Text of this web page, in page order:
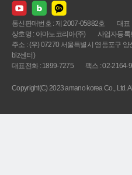
통신판매번호 : 제 2007-05882호
대표
상호명 : 아마노코리아(주)
사업자등록
주소 : (우) 07270 서울특별시 영등포구
biz센터)
대표전화 : 1899-7275
팩스 : 02-2164-
Copyright(C) 2023 amano korea Co., Ltd.